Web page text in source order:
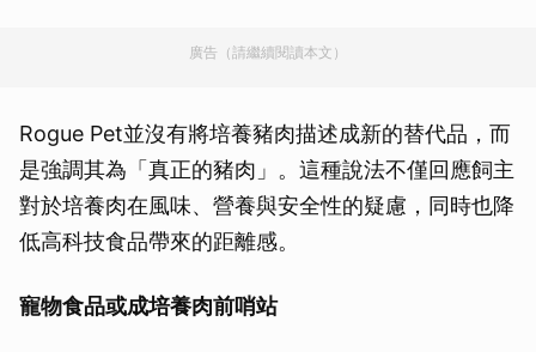
廣告（請繼續閱讀本文）
Rogue Pet並沒有將培養豬肉描述成新的替代品，而
是強調其為「真正的豬肉」。這種說法不僅回應飼主
對於培養肉在風味、營養與安全性的疑慮，同時也降
低高科技食品帶來的距離感。
寵物食品或成培養肉前哨站